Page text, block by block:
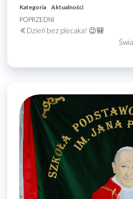
Kategoria Aktualności
Nawigacja
wpisu
Poprzedni
wpis
POPRZEDNI
Dzień bez plecaka! 😉🎒